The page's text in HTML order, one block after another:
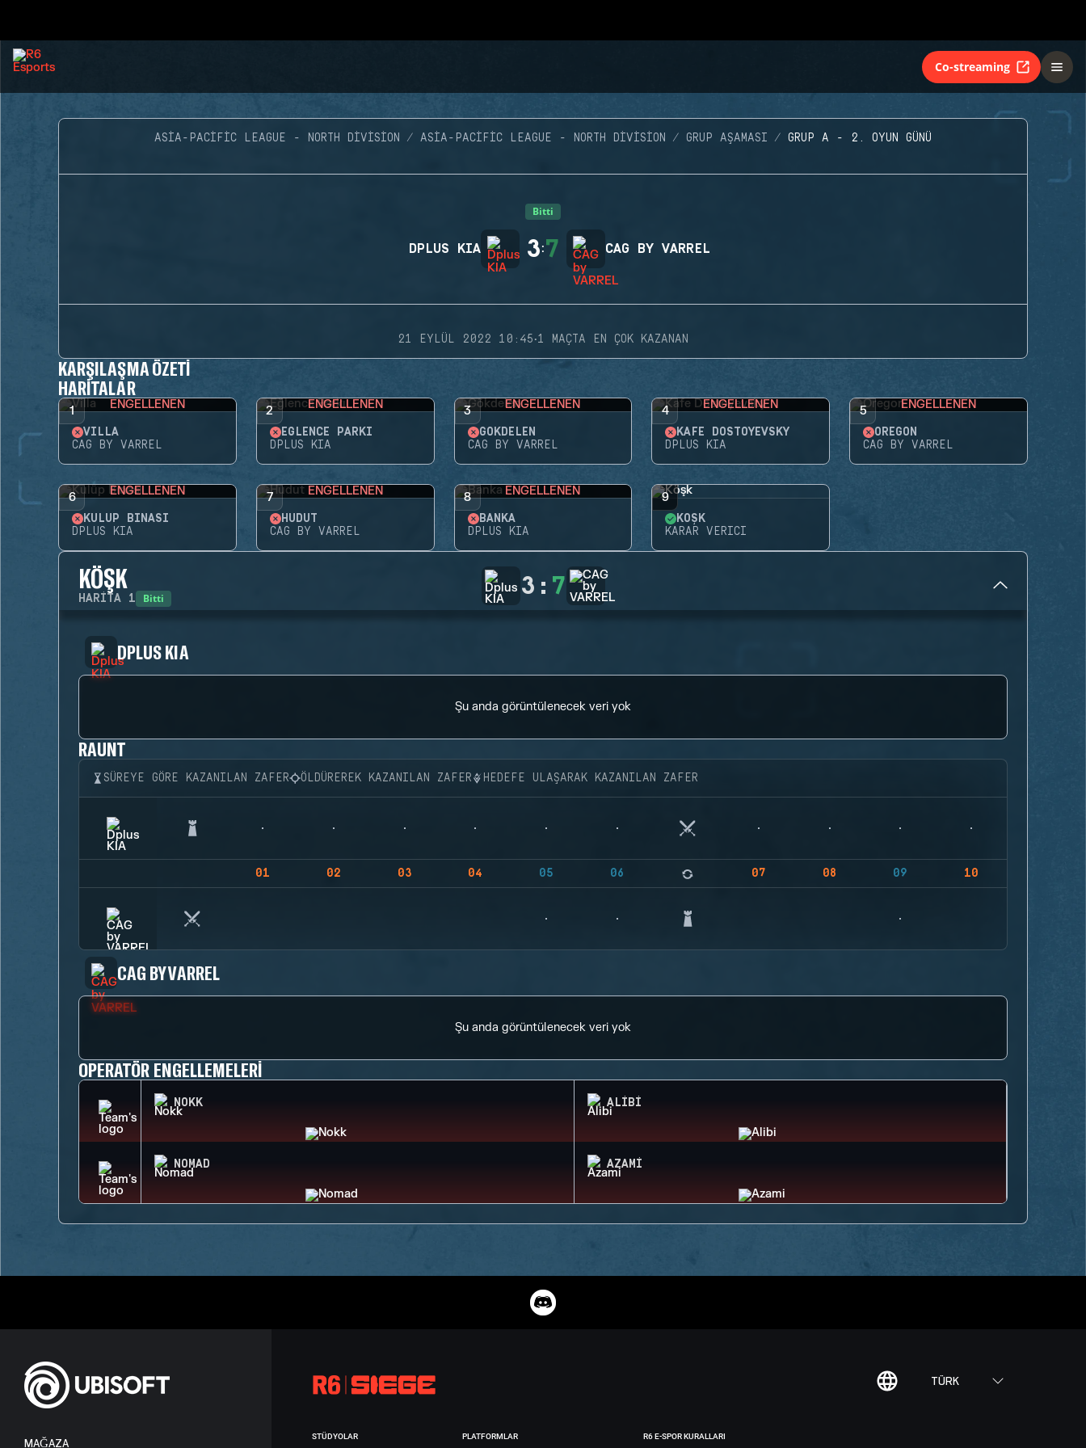
Co-streaming
ASIA-PACIFIC LEAGUE - NORTH DIVISION ASIA-PACIFIC LEAGUE - NORTH DIVISION GRUP AŞAMASI GRUP A - 2. OYUN GÜNÜ
Bitti
DPLUS KIA 3:7 CAG BY VARREL
21 EYLÜL 2022 10:45·1 MAÇTA EN ÇOK KAZANAN
KARŞILAŞMA ÖZETI
HARITALAR
1 ENGELLENEN
VILLA
CAG BY VARREL
2 ENGELLENEN
EĞLENCE PARKI
DPLUS KIA
3 ENGELLENEN
GÖKDELEN
CAG BY VARREL
4 ENGELLENEN
KAFE DOSTOYEVSKY
DPLUS KIA
5 ENGELLENEN
OREGON
CAG BY VARREL
6 ENGELLENEN
KULÜP BINASI
DPLUS KIA
7 ENGELLENEN
HUDUT
CAG BY VARREL
8 ENGELLENEN
BANKA
DPLUS KIA
9
KÖŞK
KARAR VERICI
KÖŞK
HARITA 1 Bitti 3 : 7
DPLUS KIA
Şu anda görüntülenecek veri yok
RAUNT
SÜREYE GÖRE KAZANILAN ZAFER ÖLDÜREREK KAZANILAN ZAFER HEDEFE ULAŞARAK KAZANILAN ZAFER
01 02 03 04 05 06 07 08 09 10
CAG BY VARREL
Şu anda görüntülenecek veri yok
OPERATÖR ENGELLEMELERI
NOKK ALIBI
NOMAD AZAMI
TÜRK
MAĞAZA
STÜDYOLAR PLATFORMLAR R6 E-SPOR KURALLARI